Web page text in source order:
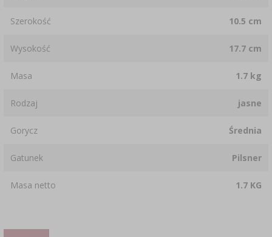
Szerokość 10.5 cm
Wysokość 17.7 cm
Masa 1.7 kg
Rodzaj jasne
Gorycz Średnia
Gatunek Pilsner
Masa netto 1.7 KG